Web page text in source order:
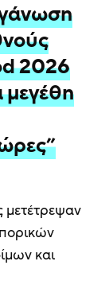
2026
μετέτρεψαν
και